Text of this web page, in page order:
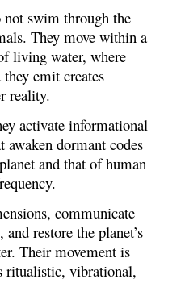
swim through the
They move within a
living water, where
emit creates
reality.
activate informational
awaken dormant codes
and that of human
communicate
restore the planet’s
Their movement is
vibrational,